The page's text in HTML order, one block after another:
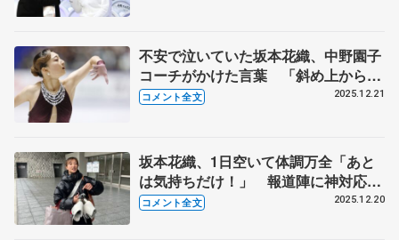
不安で泣いていた坂本花織、中野園子
コーチがかけた言葉 「斜め上から来
たので…面白かったので、ちょっとだ
コメント全文 2025.12.21
坂本花織、1日空いて体調万全「あと
は気持ちだけ！」 報道陣に神対応、
ファンに「ほんまに謝りたい」こと告
コメント全文 2025.12.20